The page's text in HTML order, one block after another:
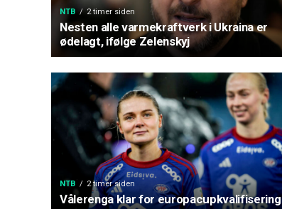
NTB 2 timer siden
Nesten alle varmekraftverk i Ukraina er
ødelagt, ifølge Zelenskyj
NTB 2 timer siden
Vålerenga klar for europacupkvalifisering